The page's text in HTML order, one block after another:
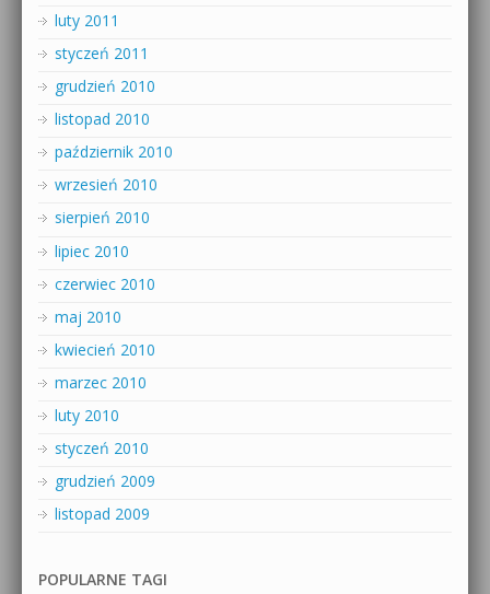
luty 2011
styczeń 2011
grudzień 2010
listopad 2010
październik 2010
wrzesień 2010
sierpień 2010
lipiec 2010
czerwiec 2010
maj 2010
kwiecień 2010
marzec 2010
luty 2010
styczeń 2010
grudzień 2009
listopad 2009
POPULARNE TAGI